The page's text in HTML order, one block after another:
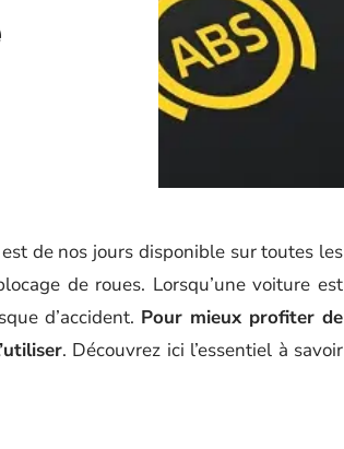
de nos jours disponible sur toutes les
de roues. Lorsqu’une voiture est
d’accident. Pour mieux profiter de
. Découvrez ici l’essentiel à savoir